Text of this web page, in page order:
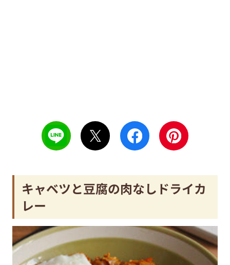
キャベツと豆腐の肉なしドライカ
レー